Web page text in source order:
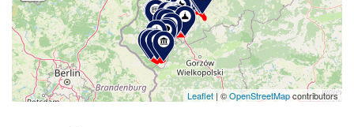
Leaflet | ©OpenStreetMapcontributors